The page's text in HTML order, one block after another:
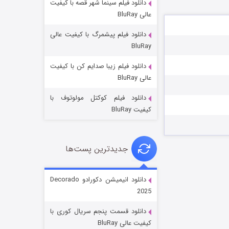
جادوگری در مغولستان
قسمت ۶ (زیرنویس)
دانلود فیلم سینما شهر قصه با کیفیت
عالی BluRay
دانلود فیلم پیشمرگ با کیفیت عالی
BluRay
دانلود فیلم زیبا صدایم کن با کیفیت
عالی BluRay
دانلود فیلم کوکتل مولوتوف با
کیفیت BluRay
جدیدترین پست‌ها
دانلود انیمیشن دکورادو Decorado
2025
دانلود قسمت پنجم سریال کوری با
کیفیت عالی BluRay